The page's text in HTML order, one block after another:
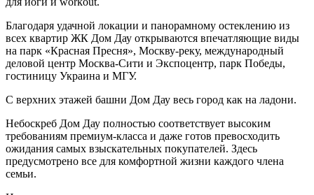
Благодаря удачной локации и панорамному остеклению из
всех квартир ЖК Дом Дау открываются впечатляющие виды
на парк «Красная Пресня», Москву-реку, международный
деловой центр Москва-Сити и Экспоцентр, парк Победы,
гостиницу Украина и МГУ.
С верхних этажей башни Дом Дау весь город как на ладони.
Небоскреб Дом Дау полностью соответствует высоким
требованиям премиум-класса и даже готов превосходить
ожидания самых взыскательных покупателей. Здесь
предусмотрено все для комфортной жизни каждого члена
семьи.